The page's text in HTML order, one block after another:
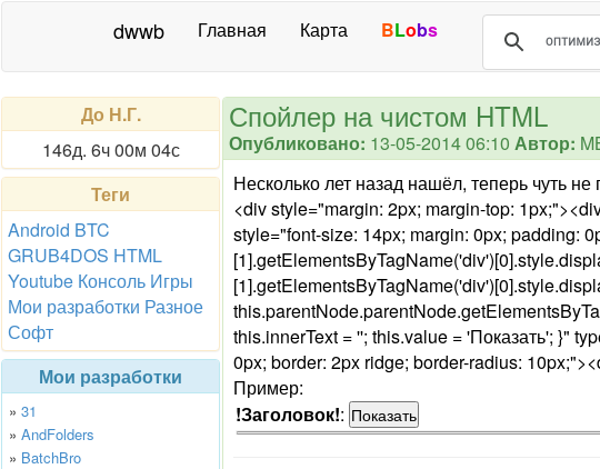
dwwb Главная Карта BLobs
До Н.Г.
146д. 6ч 00м 04с
Теги
Android BTC
GRUB4DOS HTML
Youtube Консоль Игры
Мои разработки Разное
Софт
Мои разработки
» 31
» AndFolders
» BatchBro
Спойлер на чистом HTML
Опубликовано: 13-05-2014 06:10 Автор:
Несколько лет назад нашёл, теперь чуть
<div style="margin: 2px; margin-top:
style="font-size: 14px; margin: 0px; padding:
this.innerText = ''; this.value = 'Показать'; }"
0px; border: 2px ridge; border-radius:
Пример:
!Заголовок!: